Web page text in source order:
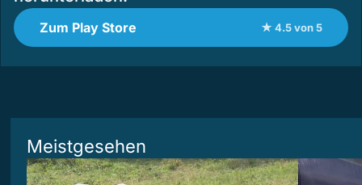
Zum Play Store ★ 4.5 von 5
Meistgesehen